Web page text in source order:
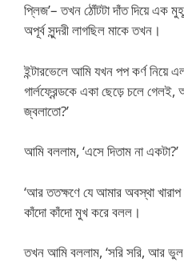
প্লিজ’– তখন ঠোঁটটা দাঁত দিয়ে এক
অপূর্ব সুন্দরী লাগছিল মাকে তখন।
ইন্টারভেলে আমি যখন পপ কর্ণ নিয়ে
গার্লফ্রেন্ডকে একা ছেড়ে চলে
জ্বলাতো?’
আমি বললাম, ‘এসে দিতাম না একটা?’
‘আর ততক্ষণে যে আমার অবস্থা
কাঁদো কাঁদো মুখ করে বলল।
তখন আমি বললাম, ‘সরি সরি, আর ভুল